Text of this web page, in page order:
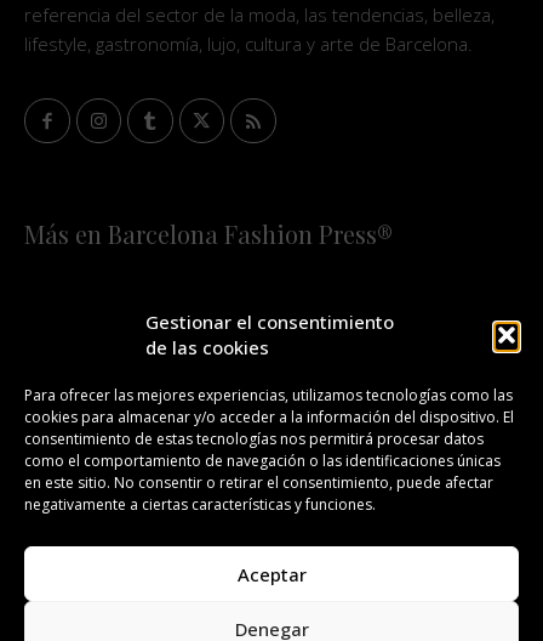
Gestionar el consentimiento
de las cookies
Para ofrecer las mejores experiencias, utilizamos tecnologías como las
cookies para almacenar y/o acceder a la información del dispositivo. El
consentimiento de estas tecnologías nos permitirá procesar datos
como el comportamiento de navegación o las identificaciones únicas
en este sitio. No consentir o retirar el consentimiento, puede afectar
negativamente a ciertas características y funciones.
Aceptar
Denegar
referencia del sector de la moda, las tendencias, belleza,
lifestyle, gastronomía, lujo, cultura y arte de Barcelona.
Más en Barcelona Fashion Press®
¡SUSCRÍBETE A NUESTRA FASHION NEWS!
CONTACTO REDACCIÓN PUBLICIDAD
ISSN 2385-4839 DL B 27443-2014
Todos los derechos reservados. Copyright 2008-2024.